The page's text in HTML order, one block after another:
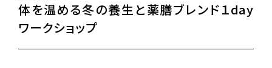
体を温める冬の養生と薬膳ブレンド１day
ワークショップ